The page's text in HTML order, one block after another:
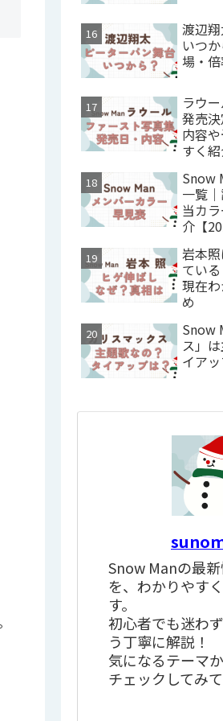
渡辺翔
いつ
場・
ラウ
発売
内容
すく
Snow
一覧
当カ
介【
岩本
てい
現在
め
Snow
ス」
イア
Snow Manの最
を、わかりやす
す。
初心者でも迷わ
う丁寧に解説！
気になるテーマ
チェックしてみて